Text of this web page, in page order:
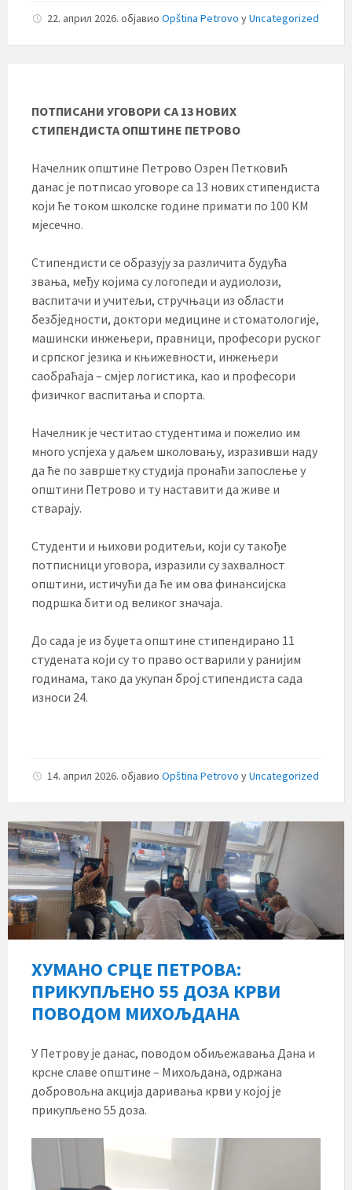
22. април 2026. објавио Opština Petrovo уUncategorized
ПОТПИСАНИ УГОВОРИ СА 13 НОВИХ
СТИПЕНДИСТА ОПШТИНЕ ПЕТРОВО
Начелник општине Петрово Озрен Петковић
данас је потписао уговоре са 13 нових стипендиста
који ће током школске године примати по 100 КМ
мјесечно.
Стипендисти се образују за различита будућа
звања, међу којима су логопеди и аудиолози,
васпитачи и учитељи, стручњаци из области
безбједности, доктори медицине и стоматологије,
машински инжењери, правници, професори руског
и српског језика и књижевности, инжењери
саобраћаја – смјер логистика, као и професори
физичког васпитања и спорта.
Начелник је честитао студентима и пожелио им
много успјеха у даљем школовању, изразивши наду
да ће по завршетку студија пронаћи запослење у
општини Петрово и ту наставити да живе и
стварају.
Студенти и њихови родитељи, који су такође
потписници уговора, изразили су захвалност
општини, истичући да ће им ова финансијска
подршка бити од великог значаја.
До сада је из буџета општине стипендирано 11
студената који су то право остварили у ранијим
годинама, тако да укупан број стипендиста сада
износи 24.
14. април 2026. објавио Opština Petrovo уUncategorized
ХУМАНО СРЦЕ ПЕТРОВА:
ПРИКУПЉЕНО 55 ДОЗА КРВИ
ПОВОДОМ МИХОЉДАНА
У Петрову је данас, поводом обиљежавања Дана и
крсне славе општине – Михољдана, одржана
добровољна акција даривања крви у којој је
прикупљено 55 доза.